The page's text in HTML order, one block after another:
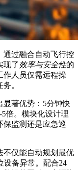
通过融合自动飞行控
现了效率与安全性的
作人员仅需远程操
。
显著优势：5分钟快
倍。模块化设计理
保监测还是应急巡
不仅能自动规划最优
设备异常。配合24